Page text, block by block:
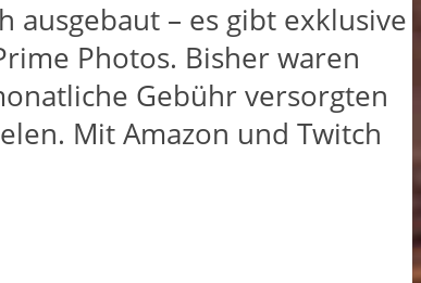
ausgebaut – es gibt exklusive
Photos. Bisher waren
Gebühr versorgten
Mit Amazon und Twitch